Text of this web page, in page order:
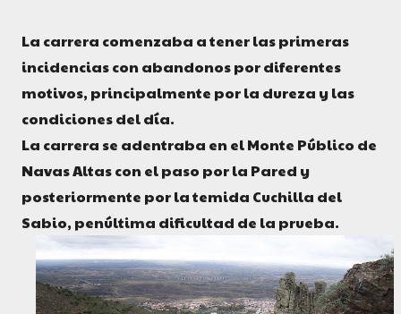
La carrera comenzaba a tener las primeras
incidencias con abandonos por diferentes
motivos, principalmente por la dureza y las
condiciones del día.
La carrera se adentraba en el Monte Público de
Navas Altas con el paso por la Pared y
posteriormente por la temida Cuchilla del
Sabio, penúltima dificultad de la prueba.